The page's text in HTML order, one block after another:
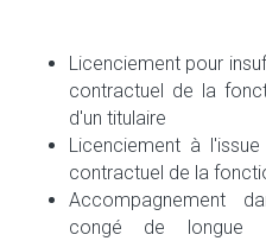
Licenciement pour
contractuel de la
d'un titulaire
Licenciement à
contractuel de la
Accompagnement
congé de longue